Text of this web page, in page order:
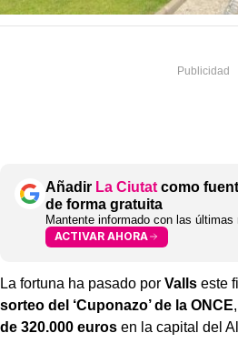
Añadir La Ciutat como
de forma gratuita
Mantente informado con las
ACTIVAR AHORA
La fortuna ha pasado por Valls este
sorteo del ‘Cuponazo’ de la ONCE
de 320.000 euros en la capital del